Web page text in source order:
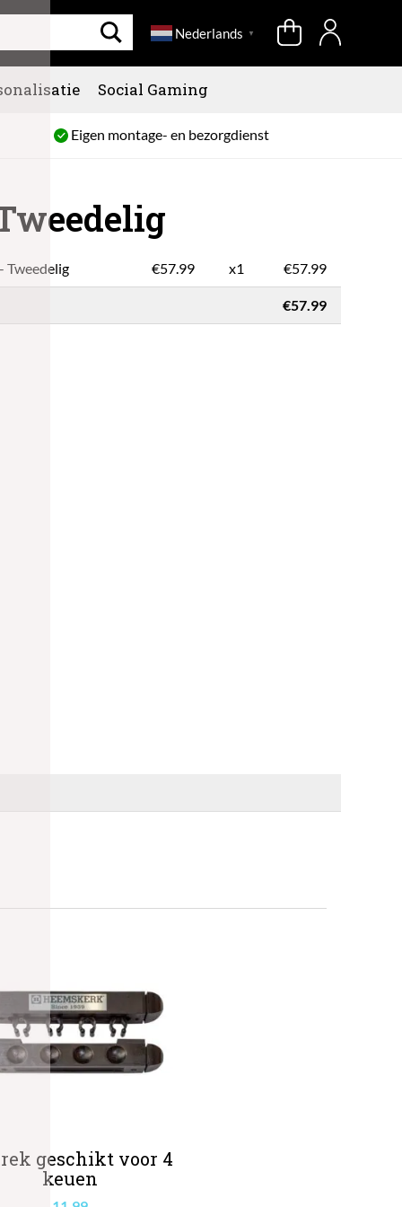
Nederlands ▼
Social Gaming
Eigen montage- en bezorgdienst
Tweedelig €57.99 x1 €57.99
€57.99
geschikt voor 4
keuen